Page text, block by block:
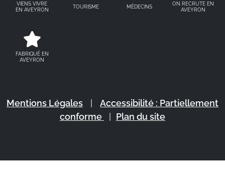
VIENS VIVRE
EN AVEYRON
TOURISME MÉDECINS
ON RECRUTE EN
AVEYRON
FABRIQUÉ EN
AVEYRON
Mentions Légales | Accessibilité : Partiellement
conforme
| Plan du site